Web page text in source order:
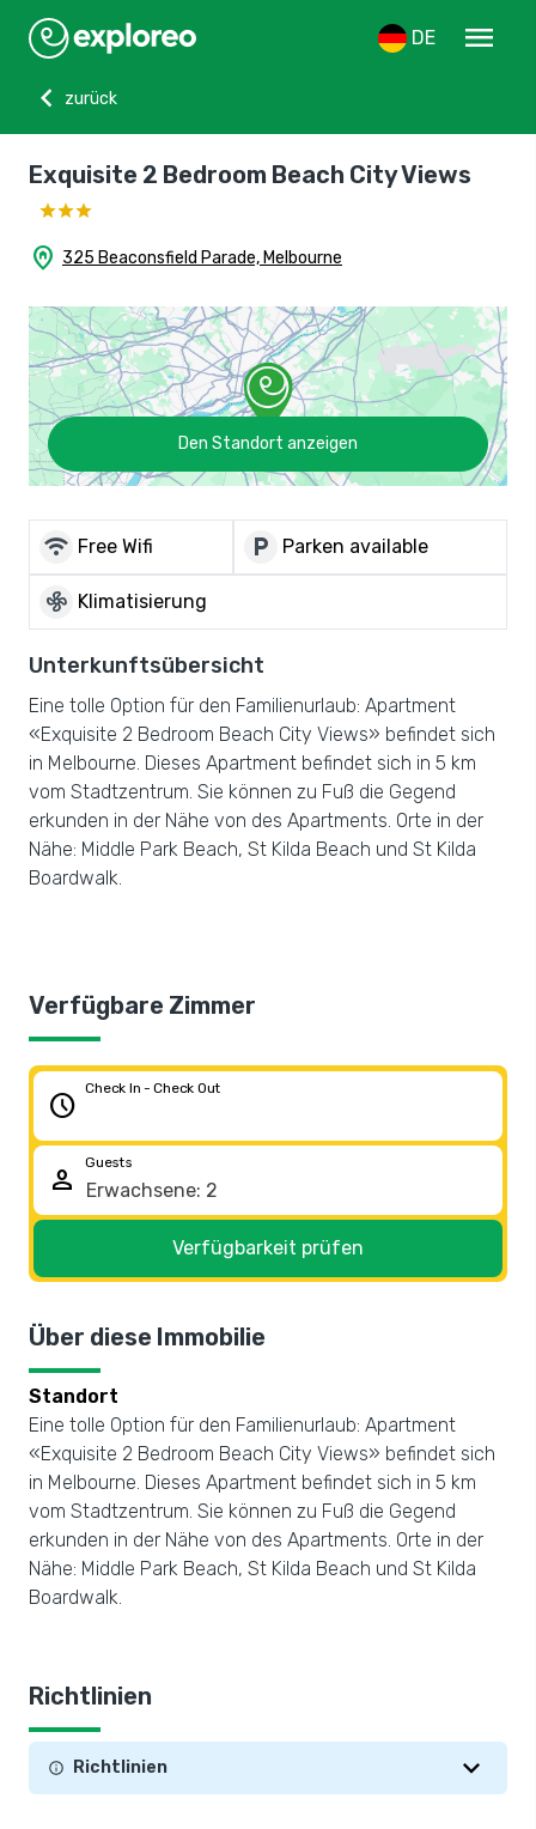
DE
menu
chevron_left
zurück
Exquisite 2 Bedroom Beach City Views
home_pin 325 Beaconsfield Parade, Melbourne
Den Standort anzeigen
wifi Free Wifi local_parking Parken available
mode_fan Klimatisierung
Unterkunftsübersicht
Eine tolle Option für den Familienurlaub: Apartment
«Exquisite 2 Bedroom Beach City Views» befindet sich
in Melbourne. Dieses Apartment befindet sich in 5 km
vom Stadtzentrum. Sie können zu Fuß die Gegend
erkunden in der Nähe von des Apartments. Orte in der
Nähe: Middle Park Beach, St Kilda Beach und St Kilda
Boardwalk.
Verfügbare Zimmer
schedule
Check In - Check Out
person
Guests
Verfügbarkeit prüfen
Über diese Immobilie
Standort
Eine tolle Option für den Familienurlaub: Apartment
«Exquisite 2 Bedroom Beach City Views» befindet sich
in Melbourne. Dieses Apartment befindet sich in 5 km
vom Stadtzentrum. Sie können zu Fuß die Gegend
erkunden in der Nähe von des Apartments. Orte in der
Nähe: Middle Park Beach, St Kilda Beach und St Kilda
Boardwalk.
Richtlinien
Richtlinien